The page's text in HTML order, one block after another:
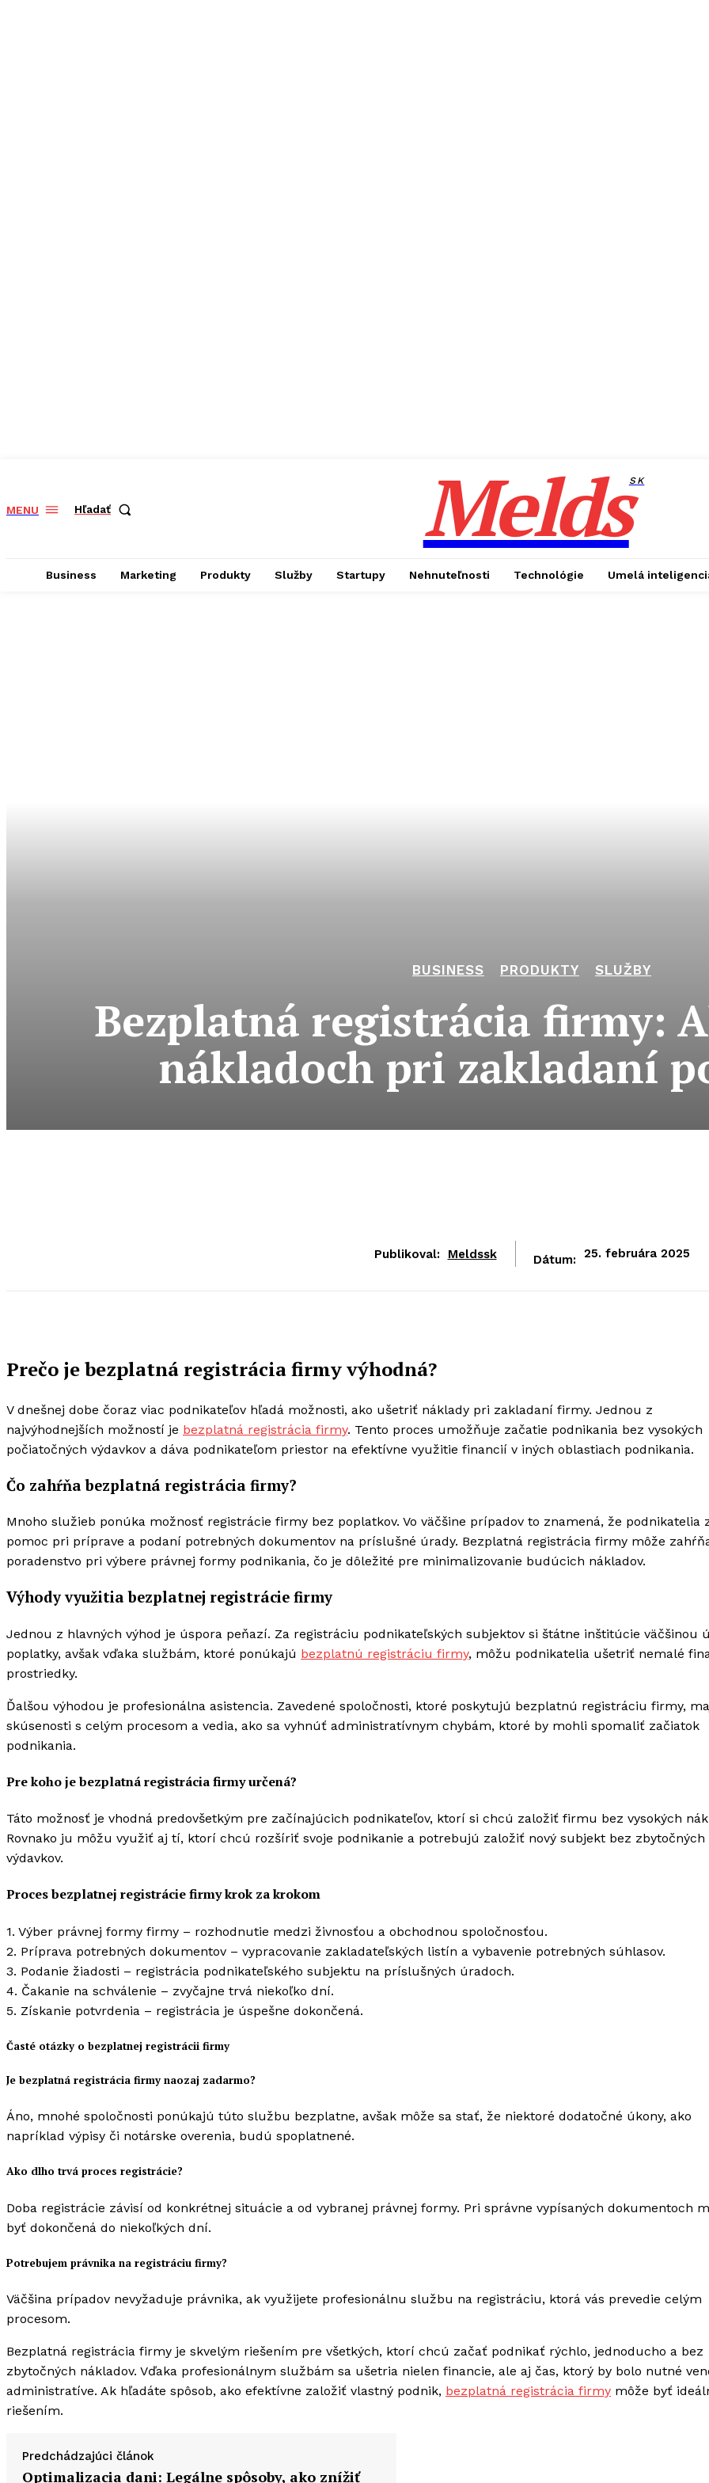
MENU Hľadať MeldsSK
Business Marketing Produkty Služby Startupy Nehnuteľnosti Technológie Umelá
BUSINESS PRODUKTY SLUŽBY
Bezplatná registrácia firmy:
nákladoch pri zakladaní
Publikoval: Meldssk Dátum: 25. februára 2025
Prečo je bezplatná registrácia firmy výhodná?
V dnešnej dobe čoraz viac podnikateľov hľadá možnosti, ako ušetriť náklady pri zakladaní firmy. Jednou z
najvýhodnejších možností je bezplatná registrácia firmy. Tento proces umožňuje začatie podnikania bez vysokých
počiatočných výdavkov a dáva podnikateľom priestor na efektívne využitie financií v iných oblastiach podnikania.
Čo zahŕňa bezplatná registrácia firmy?
Mnoho služieb ponúka možnosť registrácie firmy bez poplatkov. Vo väčšine prípadov to znamená, že podnikatelia
pomoc pri príprave a podaní potrebných dokumentov na príslušné úrady. Bezplatná registrácia firmy môže
poradenstvo pri výbere právnej formy podnikania, čo je dôležité pre minimalizovanie budúcich nákladov.
Výhody využitia bezplatnej registrácie firmy
Jednou z hlavných výhod je úspora peňazí. Za registráciu podnikateľských subjektov si štátne inštitúcie väčšinou
poplatky, avšak vďaka službám, ktoré ponúkajú bezplatnú registráciu firmy, môžu podnikatelia ušetriť nemalé
prostriedky.
Ďalšou výhodou je profesionálna asistencia. Zavedené spoločnosti, ktoré poskytujú bezplatnú registráciu firmy,
skúsenosti s celým procesom a vedia, ako sa vyhnúť administratívnym chybám, ktoré by mohli spomaliť začiatok
podnikania.
Pre koho je bezplatná registrácia firmy určená?
Táto možnosť je vhodná predovšetkým pre začínajúcich podnikateľov, ktorí si chcú založiť firmu bez vysokých
Rovnako ju môžu využiť aj tí, ktorí chcú rozšíriť svoje podnikanie a potrebujú založiť nový subjekt bez zbytočných
výdavkov.
Proces bezplatnej registrácie firmy krok za krokom
1. Výber právnej formy firmy – rozhodnutie medzi živnosťou a obchodnou spoločnosťou.
2. Príprava potrebných dokumentov – vypracovanie zakladateľských listín a vybavenie potrebných súhlasov.
3. Podanie žiadosti – registrácia podnikateľského subjektu na príslušných úradoch.
4. Čakanie na schválenie – zvyčajne trvá niekoľko dní.
5. Získanie potvrdenia – registrácia je úspešne dokončená.
Časté otázky o bezplatnej registrácii firmy
Je bezplatná registrácia firmy naozaj zadarmo?
Áno, mnohé spoločnosti ponúkajú túto službu bezplatne, avšak môže sa stať, že niektoré dodatočné úkony, ako
napríklad výpisy či notárske overenia, budú spoplatnené.
Ako dlho trvá proces registrácie?
Doba registrácie závisí od konkrétnej situácie a od vybranej právnej formy. Pri správne vypísaných dokumentoch
byť dokončená do niekoľkých dní.
Potrebujem právnika na registráciu firmy?
Väčšina prípadov nevyžaduje právnika, ak využijete profesionálnu službu na registráciu, ktorá vás prevedie celým
procesom.
Bezplatná registrácia firmy je skvelým riešením pre všetkých, ktorí chcú začať podnikať rýchlo, jednoducho a bez
zbytočných nákladov. Vďaka profesionálnym službám sa ušetria nielen financie, ale aj čas, ktorý by bolo nutné
administratíve. Ak hľadáte spôsob, ako efektívne založiť vlastný podnik, bezplatná registrácia firmy môže byť
riešením.
Predchádzajúci článok
Optimalizacia dani: Legálne spôsoby, ako znížiť